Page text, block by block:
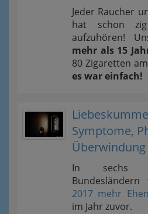
Jeder Raucher
hat schon
aufzuhören!
mehr als 15
80 Zigaretten
es war einfach!
Symptome,
Überwindung
In sechs
2017 mehr
im Jahr zuvor.